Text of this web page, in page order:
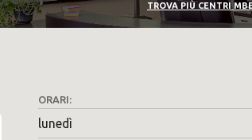
TROVA PIÙ CENTRI
ORARI:
lunedì